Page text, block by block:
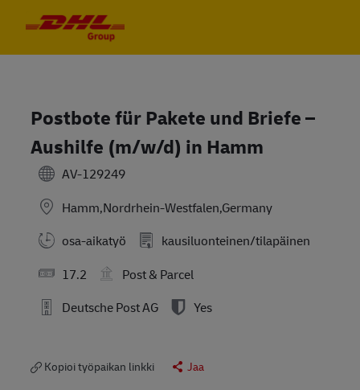
Postbote für Pakete und Briefe –
Aushilfe (m/w/d) in Hamm
AV-129249
Hamm,Nordrhein-Westfalen,Germany
osa-aikatyö
kausiluonteinen/tilapäinen
17.2
Post & Parcel
Deutsche Post AG
Yes
Kopioi työpaikan linkki Jaa